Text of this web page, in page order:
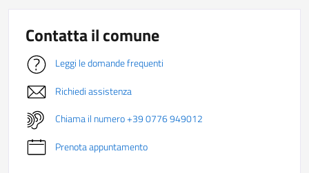
Contatta il comune
Leggi le domande frequenti
Richiedi assistenza
Chiama il numero +39 0776 949012
Prenota appuntamento